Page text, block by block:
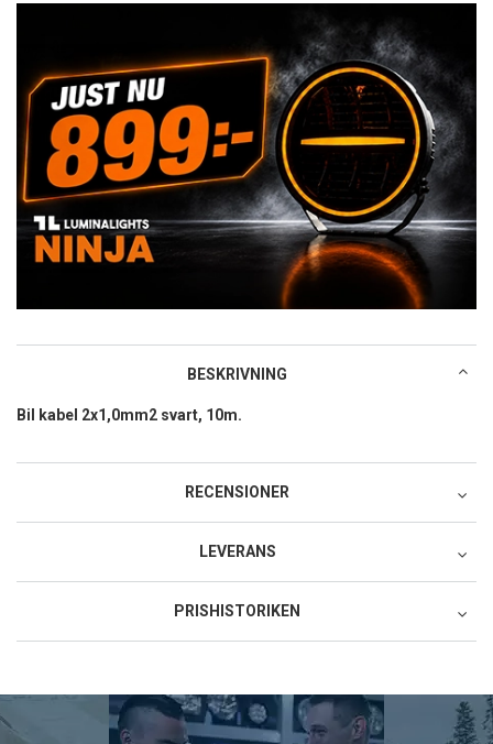
BESKRIVNING
Bil kabel 2x1,0mm2 svart, 10m.
RECENSIONER
LEVERANS
Postnord MyPack Collect
Postnord Parcel (till företag)
PRISHISTORIKEN